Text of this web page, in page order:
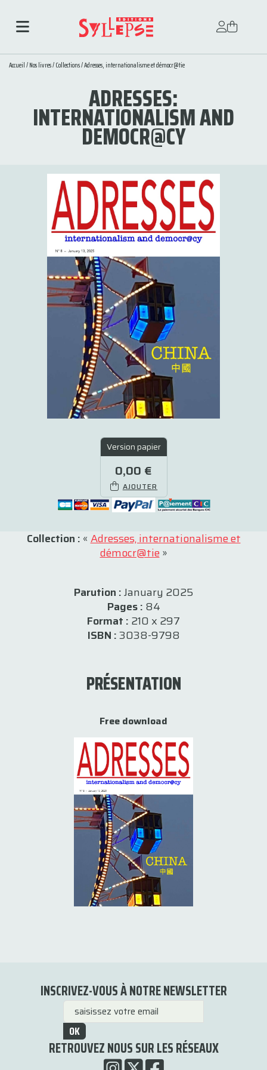
Accueil/Nos livres/Collections/Adresses, internationalisme et démocr@tie
ADRESSES:
INTERNATIONALISM AND
DEMOCR@CY
Version papier
0,00 €
AJOUTER
Collection : «Adresses, internationalisme et
démocr@tie»
Parution :January 2025
Pages : 84
Format : 210 x 297
ISBN :3038-9798
PRÉSENTATION
Free download
INSCRIVEZ-VOUS À NOTRE NEWSLETTER
OK
RETROUVEZ NOUS SUR LES RÉSEAUX